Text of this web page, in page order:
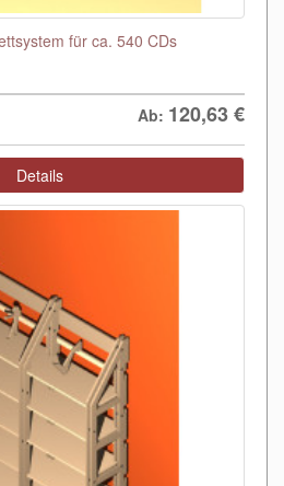
für ca. 540 CDs
Ab: 120,63€
Details